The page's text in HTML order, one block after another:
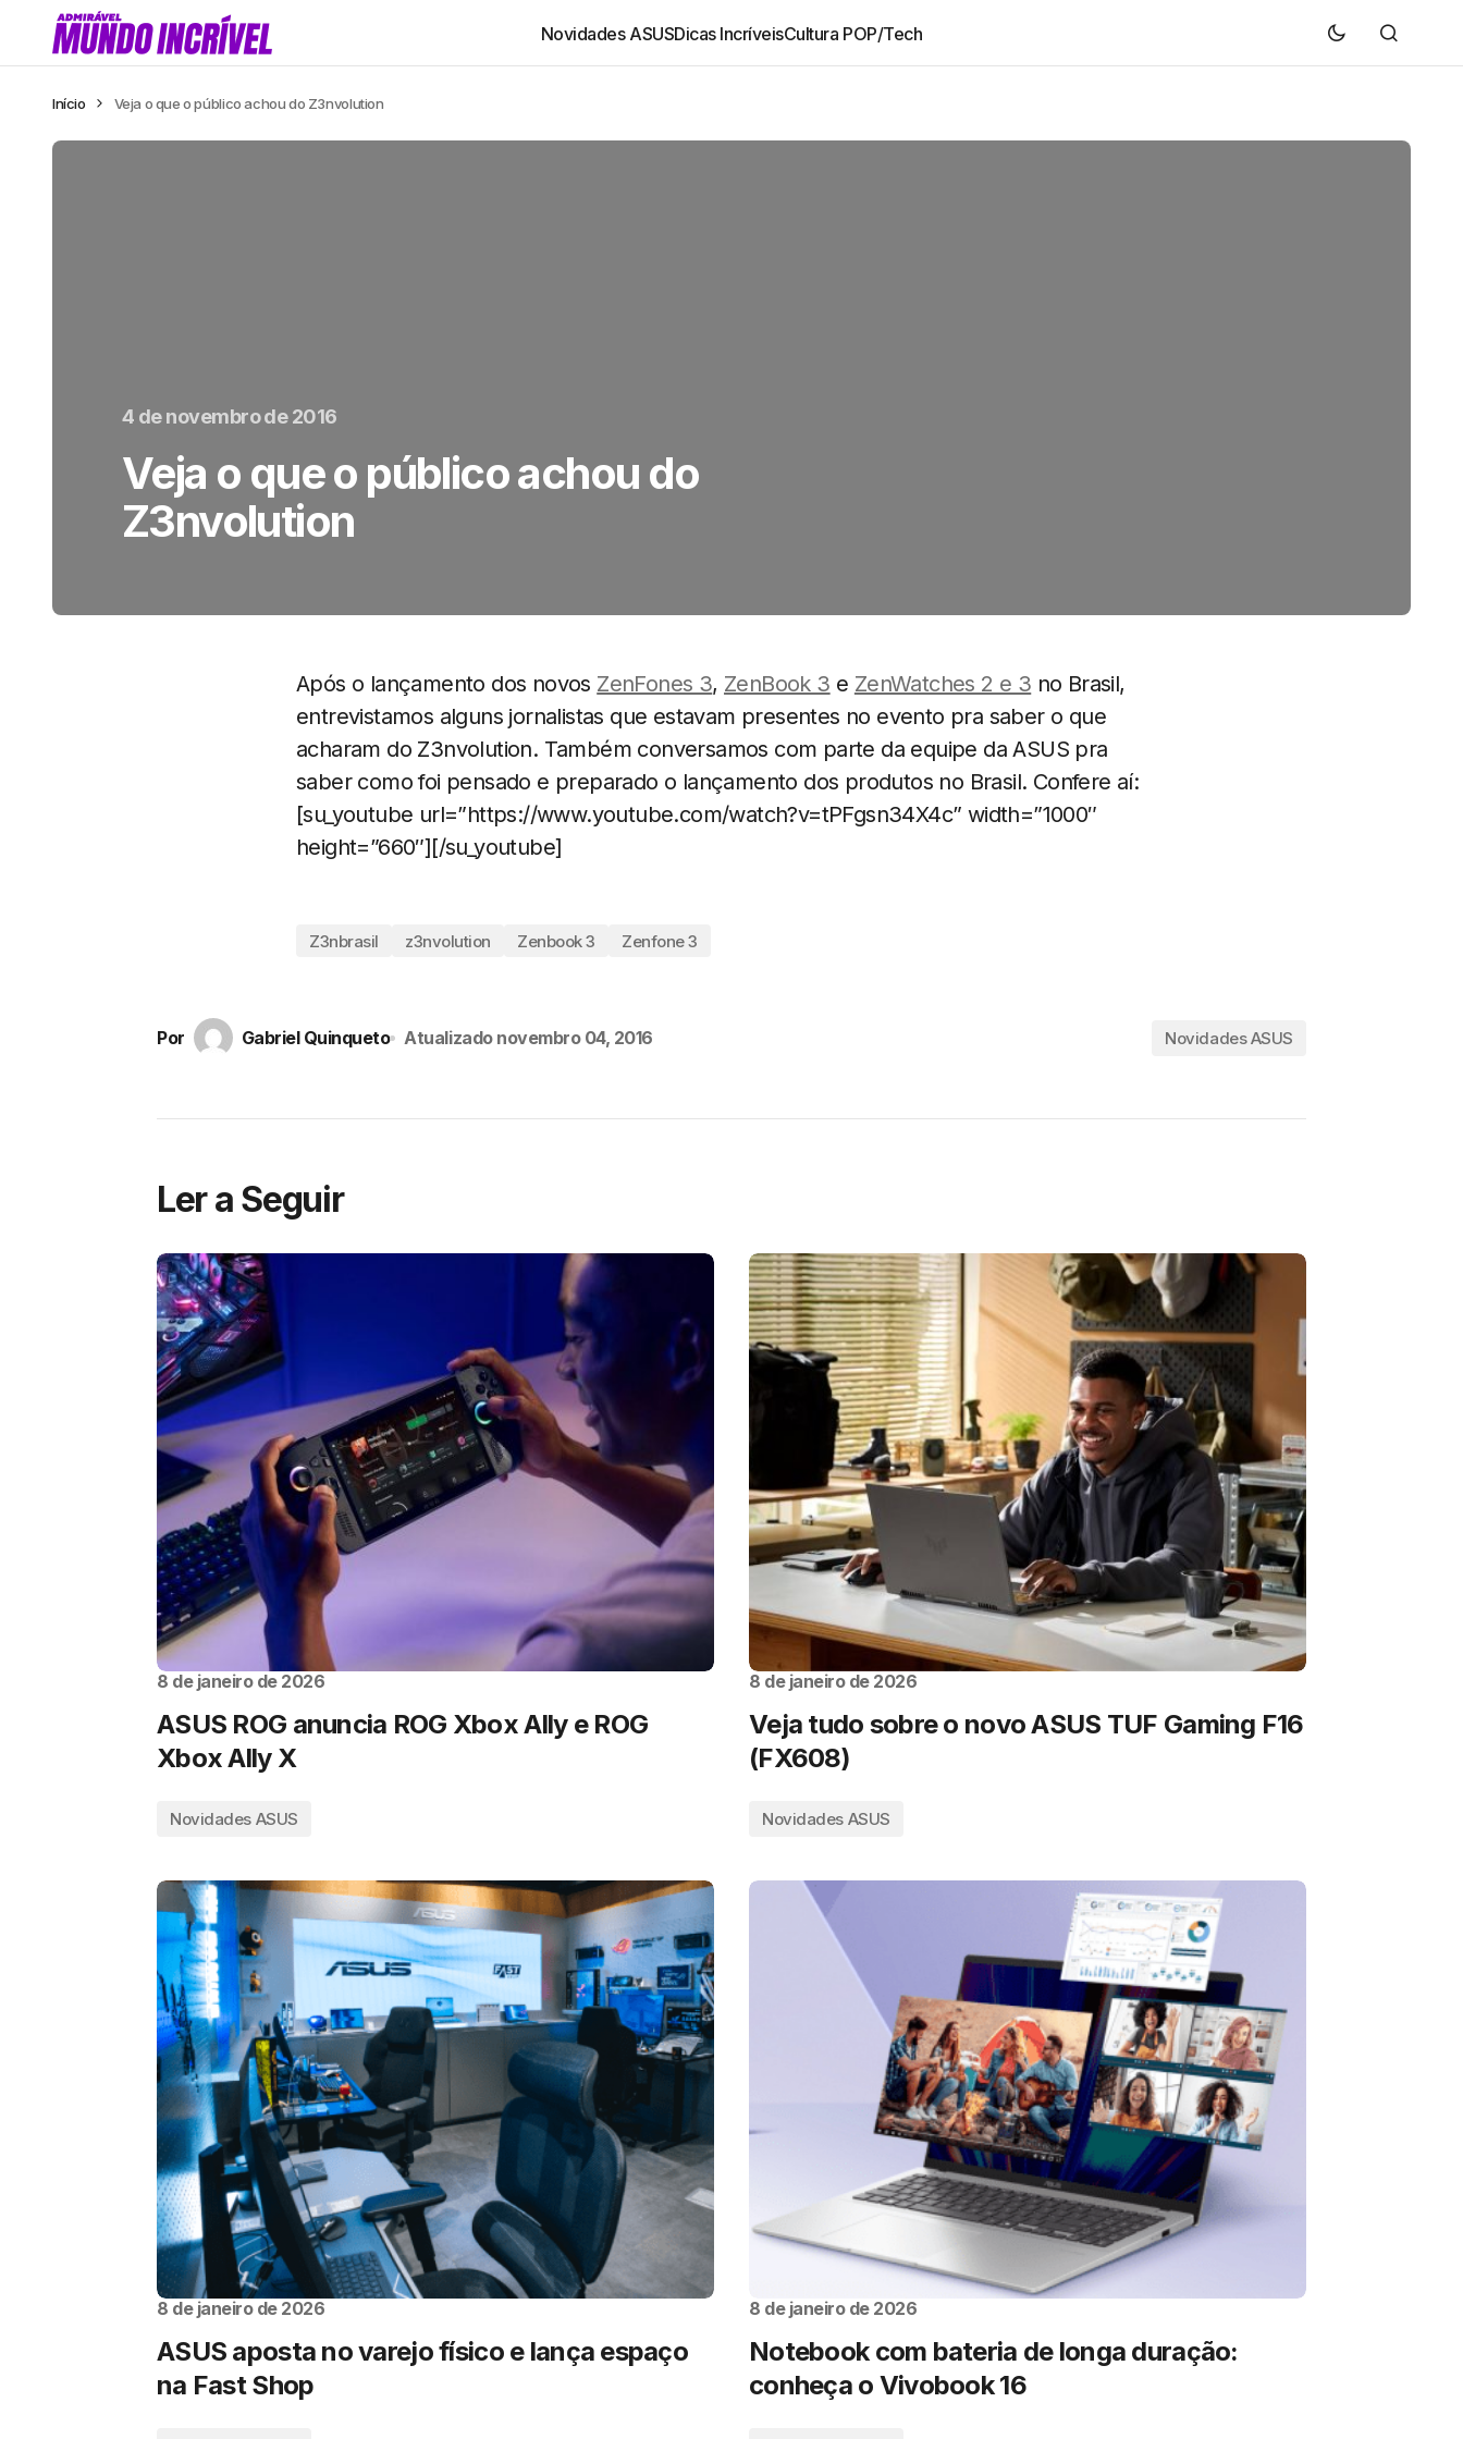
Novidades ASUSDicas IncríveisCultura POP/Tech
Início Veja o que o público achou do Z3nvolution
4 de novembro de 2016
Veja o que o público achou do
Z3nvolution
Após o lançamento dos novos ZenFones 3, ZenBook 3 e ZenWatches 2 e 3 no Brasil,
entrevistamos alguns jornalistas que estavam presentes no evento pra saber o que
acharam do Z3nvolution. Também conversamos com parte da equipe da ASUS pra
saber como foi pensado e preparado o lançamento dos produtos no Brasil. Confere aí:
[su_youtube url=”https://www.youtube.com/watch?v=tPFgsn34X4c” width=”1000″
height=”660″][/su_youtube]
Z3nbrasil z3nvolution Zenbook 3 Zenfone 3
Por Gabriel Quinqueto Atualizado novembro 04, 2016 Novidades ASUS
Ler a Seguir
8 de janeiro de 2026
ASUS ROG anuncia ROG Xbox Ally e ROG
Xbox Ally X
Novidades ASUS
8 de janeiro de 2026
Veja tudo sobre o novo ASUS TUF Gaming F16
(FX608)
Novidades ASUS
8 de janeiro de 2026
ASUS aposta no varejo físico e lança espaço
na Fast Shop
8 de janeiro de 2026
Notebook com bateria de longa duração:
conheça o Vivobook 16